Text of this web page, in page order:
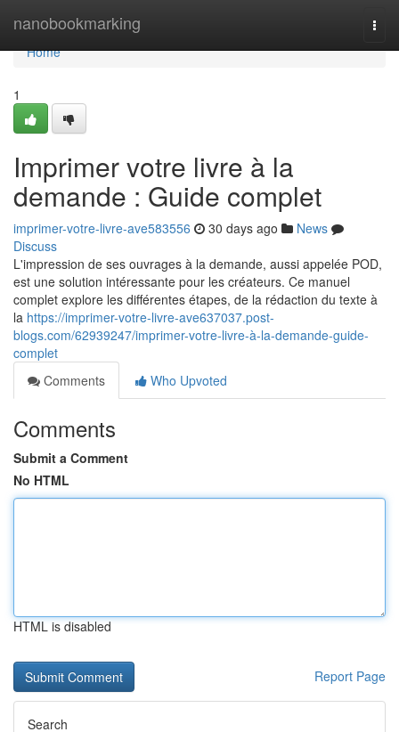
nanobookmarking
Home
Home
1
Imprimer votre livre à la
demande : Guide complet
imprimer-votre-livre-ave583556 30 days ago
News
Discuss
L'impression de ses ouvrages à la demande, aussi appelée POD,
est une solution intéressante pour les créateurs. Ce manuel
complet explore les différentes étapes, de la rédaction du texte à
la https://imprimer-votre-livre-ave637037.post-
blogs.com/62939247/imprimer-votre-livre-à-la-demande-guide-
complet
Comments
Who Upvoted
Comments
Submit a Comment
No HTML
HTML is disabled
Report Page
Search